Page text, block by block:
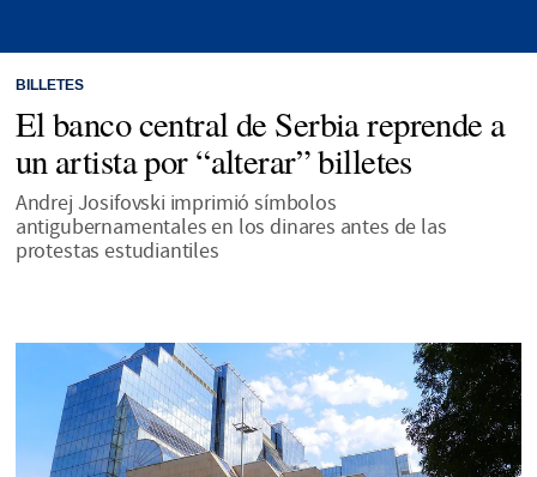
BILLETES
El banco central de Serbia reprende a
un artista por “alterar” billetes
Andrej Josifovski imprimió símbolos
antigubernamentales en los dinares antes de las
protestas estudiantiles